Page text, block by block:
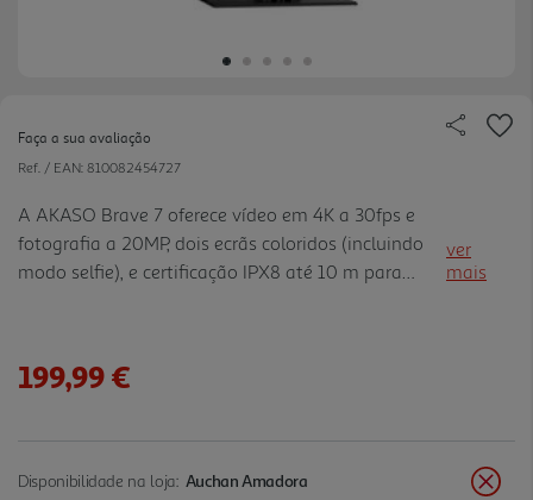
Faça a sua avaliação
Ref. / EAN: 810082454727
A AKASO Brave 7 oferece vídeo em 4K a 30fps e
fotografia a 20MP, dois ecrãs coloridos (incluindo
modo selfie), e certificação IPX8 até 10 m para
ruído do vento e controlo por voz, permite registar
ver
mais
199,99 €
Disponibilidade na loja: Auchan Amadora